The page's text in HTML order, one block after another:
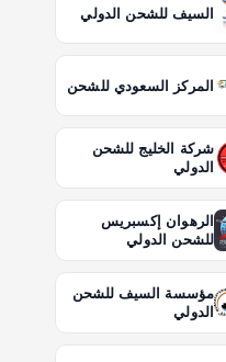
السيف للشحن الدولي
المركز السعودي للشحن
شركة الخليج للشحن
الدولي
الرهوان إكسبريس
للشحن الدولي
مؤسسة السيف للشحن
الدولي